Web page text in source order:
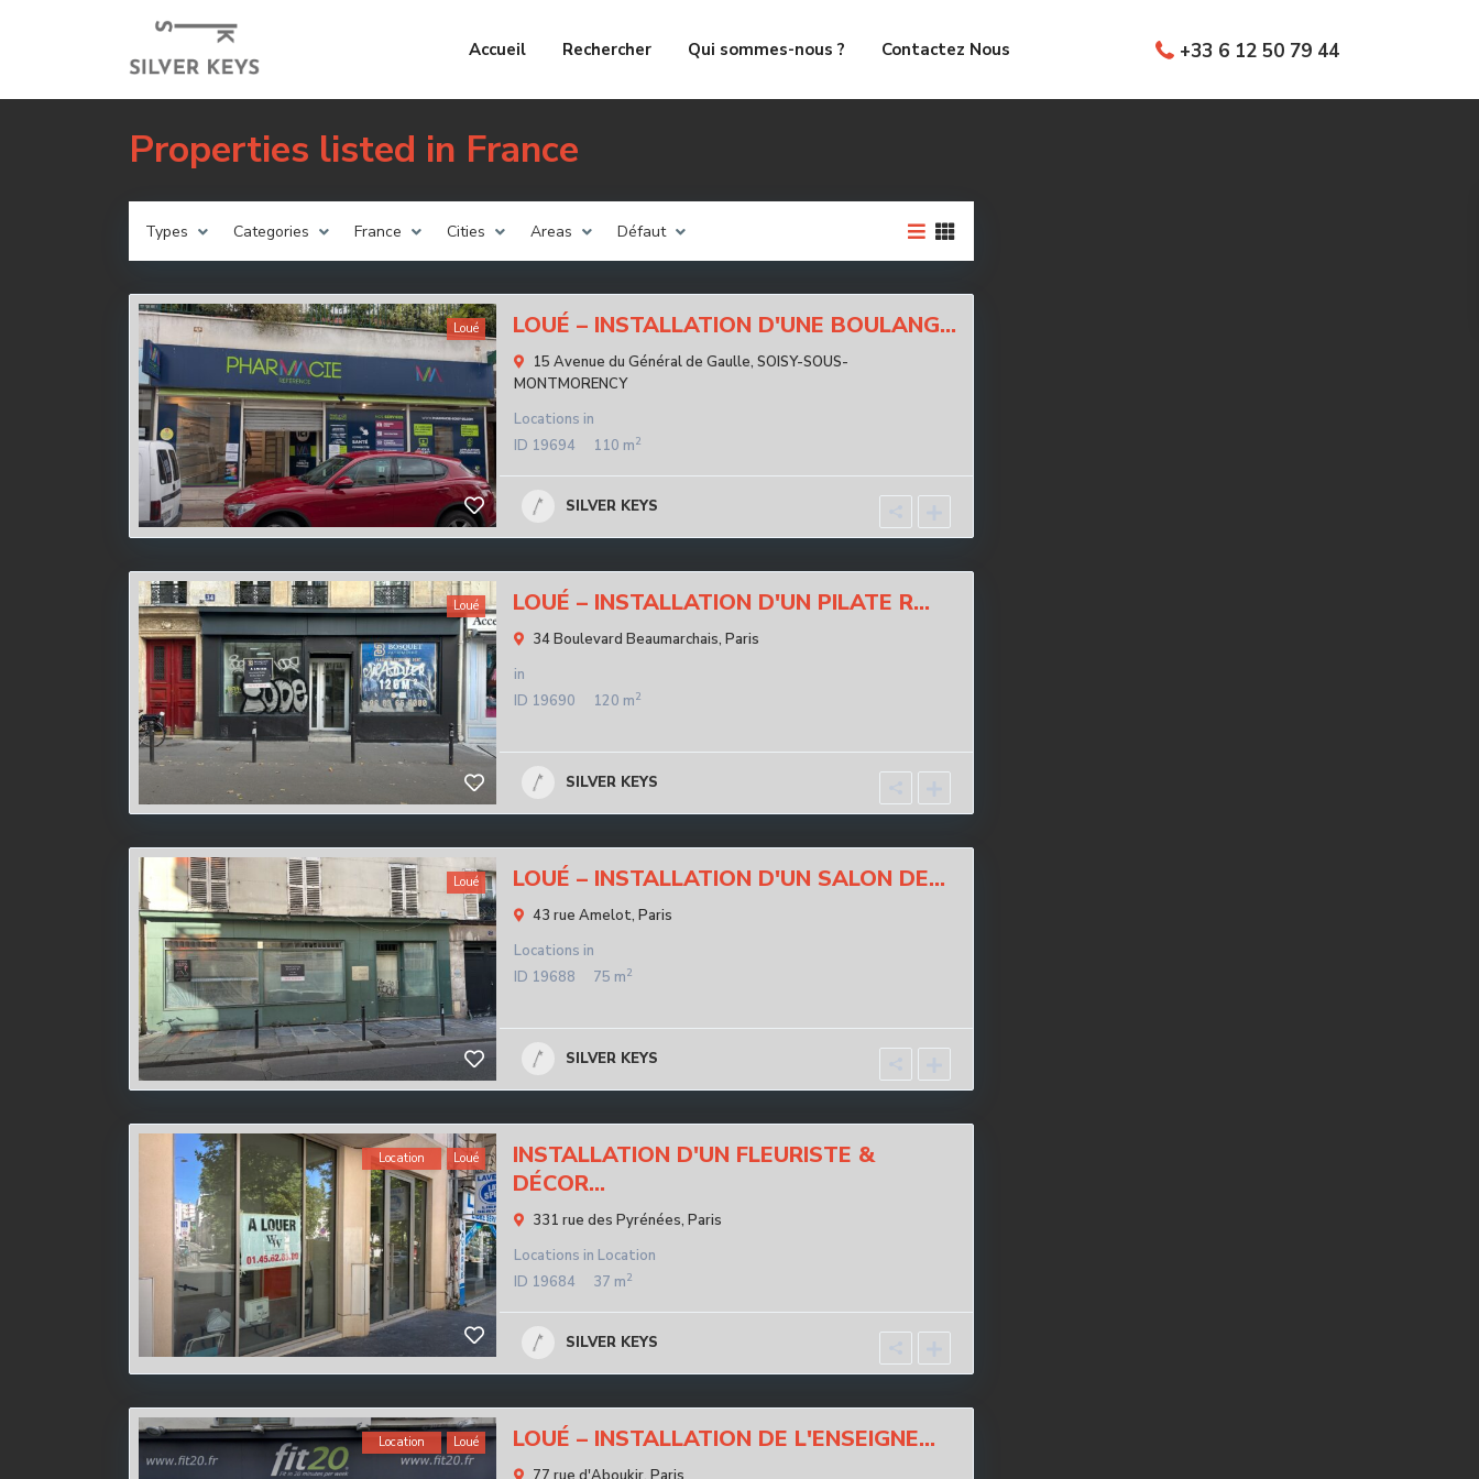
+33 6 12 50 79 44
Accueil Rechercher Qui sommes-nous ? Contactez Nous
Properties listed in France
Types Categories France Cities Areas Défaut
Loué LOUÉ – INSTALLATION D'UNE BOULANG...
15 Avenue du Général de Gaulle, SOISY-SOUS-
MONTMORENCY
Locations in
ID 19694 110 m2
SILVER KEYS
Loué LOUÉ – INSTALLATION D'UN PILATE R...
34 Boulevard Beaumarchais, Paris
in
ID 19690 120 m2
SILVER KEYS
Loué LOUÉ – INSTALLATION D'UN SALON DE...
43 rue Amelot, Paris
Locations in
ID 19688 75 m2
SILVER KEYS
Location Loué
INSTALLATION D'UN FLEURISTE &
DÉCOR...
331 rue des Pyrénées, Paris
Locations in Location
ID 19684 37 m2
SILVER KEYS
Location Loué LOUÉ – INSTALLATION DE L'ENSEIGNE...